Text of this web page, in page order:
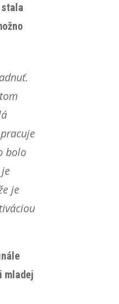
bolo
je
mladej